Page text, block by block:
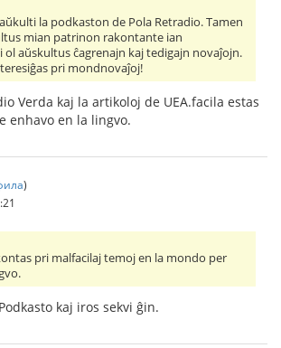
la podkaston de Pola Retradio. Tamen
mian patrinon rakontante ian
aŭskultus ĉagrenajn kaj tedigajn novaĵojn.
pri mondnovaĵoj!
Verda kaj la artikoloj de UEA.facila estas
enhavo en la lingvo.
)
pri malfacilaj temoj en la mondo per
kaj iros sekvi ĝin.